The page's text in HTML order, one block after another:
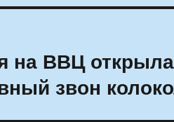
на ВВЦ
звон